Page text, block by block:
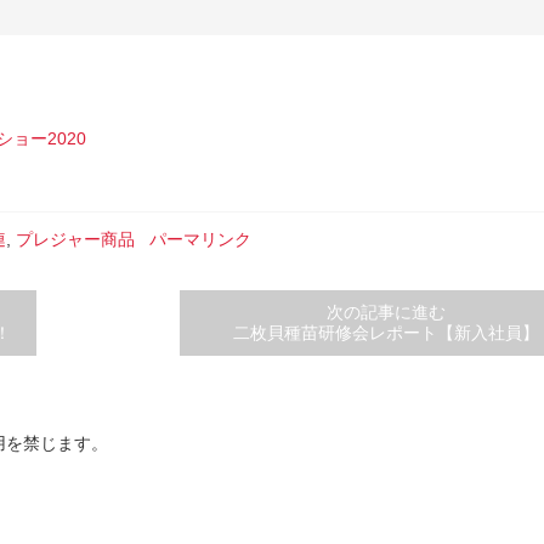
ョー2020
プレジャー商品 パーマリンク
次の記事に進む
二枚貝種苗研修会レポート【新入社員】
禁じます。